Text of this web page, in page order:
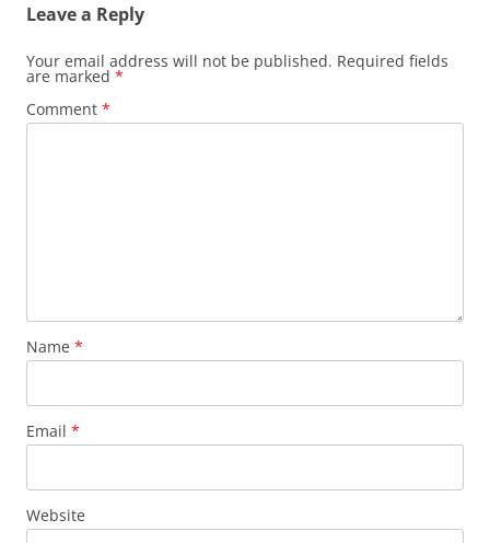
Leave a Reply
Your email address will not be published. Required fields
are marked *
Comment *
Name *
Email *
Website